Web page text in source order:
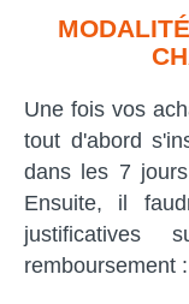
Une fois vos
tout d'abord
dans les 7
Ensuite, il
justificatives
remboursement :